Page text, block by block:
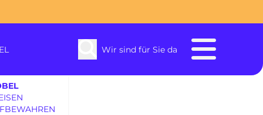
Wir sind für Sie da